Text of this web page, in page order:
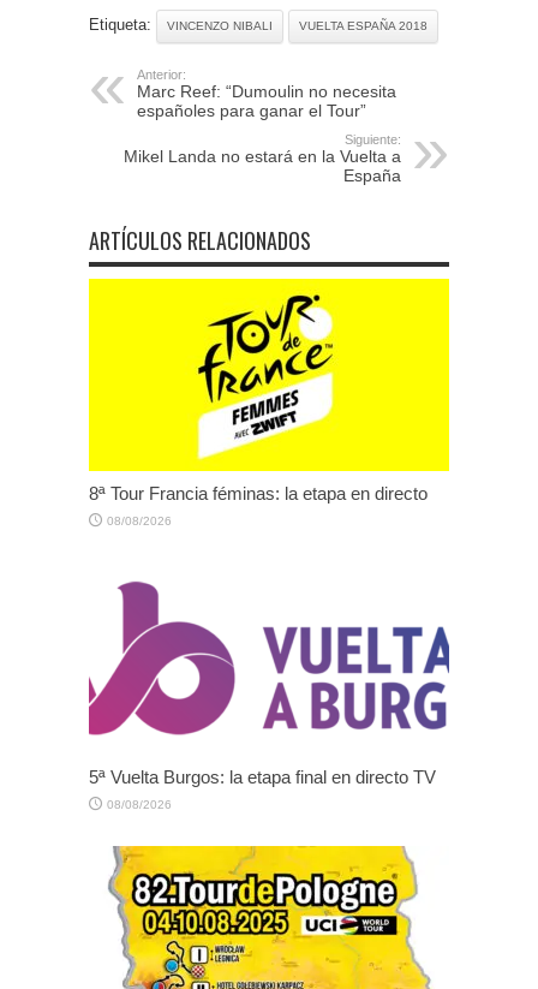
Etiqueta: VINCENZO NIBALI VUELTA ESPAÑA 2018
Anterior:
Marc Reef: “Dumoulin no necesita
españoles para ganar el Tour”
Siguiente:
Mikel Landa no estará en la Vuelta a
España
ARTÍCULOS RELACIONADOS
8ª Tour Francia féminas: la etapa en directo
08/08/2026
5ª Vuelta Burgos: la etapa final en directo TV
08/08/2026